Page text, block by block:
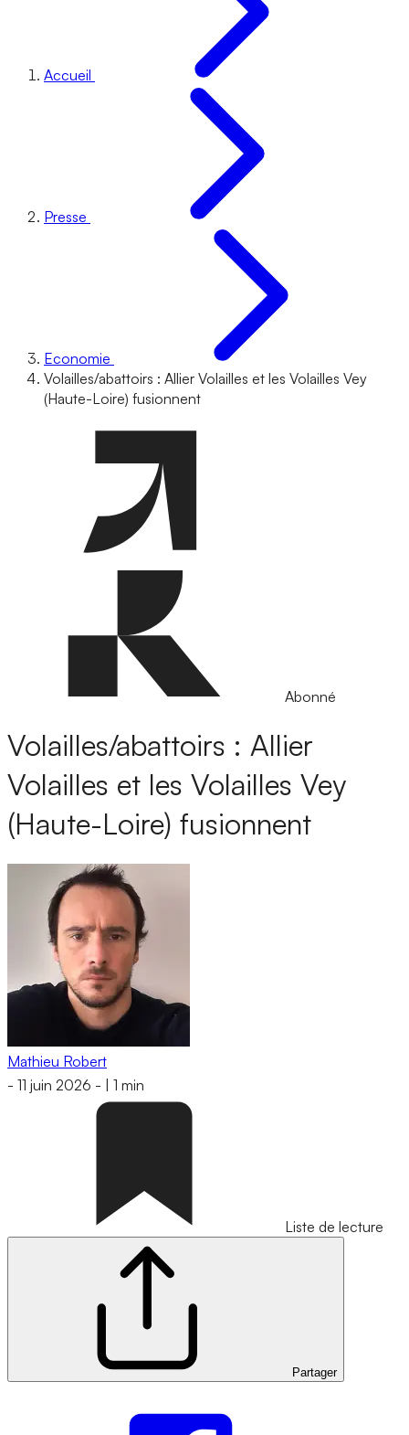
Accueil
Presse
Economie
Volailles/abattoirs : Allier Volailles et les Volailles Vey
(Haute-Loire) fusionnent
Abonné
Volailles/abattoirs : Allier
Volailles et les Volailles Vey
(Haute-Loire) fusionnent
Mathieu Robert
- 11 juin 2026 - 1 min
Liste de lecture
Partager